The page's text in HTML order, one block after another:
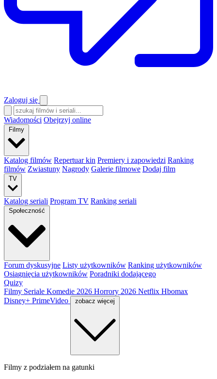
Zaloguj się
Wiadomości Obejrzyj online
Filmy
Katalog filmów Repertuar kin Premiery i zapowiedzi Ranking
filmów Zwiastuny Nagrody Galerie filmowe Dodaj film
TV
Katalog seriali Program TV Ranking seriali
Społeczność
Forum dyskusyjne Listy użytkowników Ranking użytkowników
Osiągnięcia użytkowników Poradniki dodającego
Quizy
Filmy Seriale Komedie 2026 Horrory 2026 Netflix Hbomax
Disney+ PrimeVideo zobacz więcej
Filmy z podziałem na gatunki